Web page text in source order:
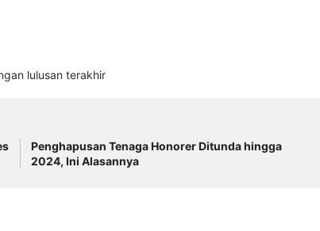
lulusan terakhir
Penghapusan Tenaga Honorer Ditunda hingga
2024, Ini Alasannya